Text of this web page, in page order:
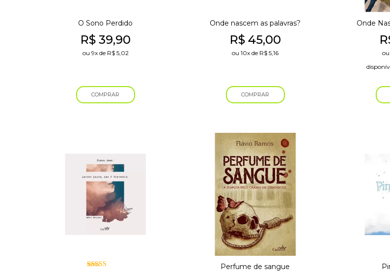
O Sono Perdido
R$ 39,90
ou 9xde R$5,02
COMPRAR
Onde nascem as palavras?
R$ 45,00
ou 10x de R$ 5,16
COMPRAR
Onde
ou
Perfume de sangue